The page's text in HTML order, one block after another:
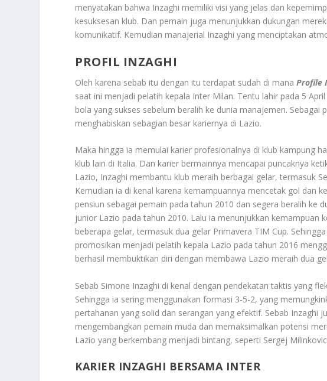
menyatakan bahwa Inzaghi memiliki visi yang jelas dan
kesuksesan klub. Dan pemain juga menunjukkan dukungan
komunikatif. Kemudian manajerial Inzaghi yang menciptakan
PROFIL INZAGHI
Oleh karena sebab itu dengan itu terdapat sudah di manaProfile
saat ini menjadi pelatih kepala Inter Milan. Tentu lahir pada 5
bola yang sukses sebelum beralih ke dunia manajemen.
menghabiskan sebagian besar kariernya di Lazio.
Maka hingga ia memulai karier profesionalnya di klub kampung
klub lain di Italia. Dan karier bermainnya mencapai puncaknya
Lazio, Inzaghi membantu klub meraih berbagai gelar, termasuk
Kemudian ia di kenal karena kemampuannya mencetak gol dan
pensiun sebagai pemain pada tahun 2010 dan segera beralih ke
junior Lazio pada tahun 2010. Lalu ia menunjukkan
beberapa gelar, termasuk dua gelar Primavera TIM Cup.
promosikan menjadi pelatih kepala Lazio pada tahun 2016
berhasil membuktikan diri dengan membawa Lazio meraih dua
Sebab Simone Inzaghi di kenal dengan pendekatan taktis yang
Sehingga ia sering menggunakan formasi 3-5-2, yang
pertahanan yang solid dan serangan yang efektif. Sebab Inzaghi
mengembangkan pemain muda dan memaksimalkan potensi
Lazio yang berkembang menjadi bintang, seperti Sergej
KARIER INZAGHI BERSAMA INTER